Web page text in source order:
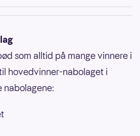
som alltid på mange vinnere i
hovedvinner-nabolaget i
nabolagene: